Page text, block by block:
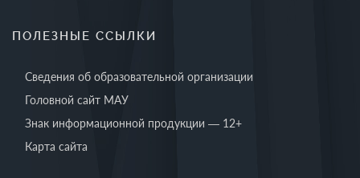
ПОЛЕЗНЫЕ ССЫЛКИ
Сведения об образовательной организации
Головной сайт МАУ
Знак информационной продукции — 12+
Карта сайта